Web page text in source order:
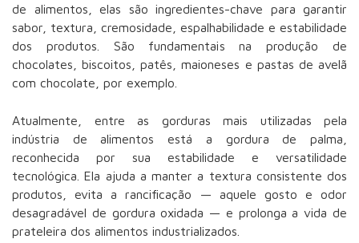
de alimentos, elas são ingredientes-chave para garantir
sabor, textura, cremosidade, espalhabilidade e estabilidade
dos produtos. São fundamentais na produção de
chocolates, biscoitos, patês, maioneses e pastas de avelã
com chocolate, por exemplo.
Atualmente, entre as gorduras mais utilizadas pela
indústria de alimentos está a gordura de palma
reconhecida por sua estabilidade e versatilidade
tecnológica. Ela ajuda a manter a textura consistente dos
produtos, evita a rancificação — aquele gosto e odor
desagradável de gordura oxidada — e prolonga a vida de
prateleira dos alimentos industrializados.